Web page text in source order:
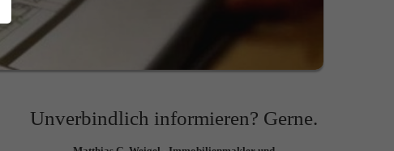
Unverbindlich informieren? Gerne.